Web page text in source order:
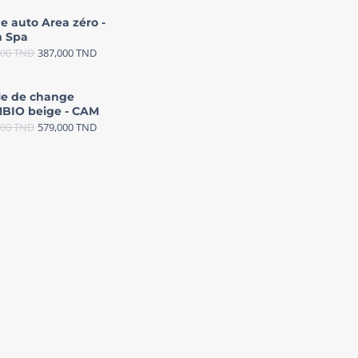
auto Area zéro -
Spa
TND 387,000TND
de change
beige - CAM
TND 579,000TND